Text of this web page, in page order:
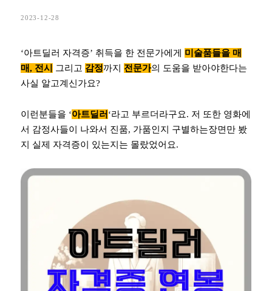
2023-12-28
‘아트딜러 자격증’ 취득을 한 전문가에게 미술품들을 매
매, 전시
그리고 감정까지 전문가의 도움을 받아야한다는
사실 알고계신가요?
이런분들을 ‘아트딜러 ‘라고 부르더라구요. 저 또한 영화에
서 감정사들이 나와서 진품, 가품인지 구별하는장면만 봤
지 실제 자격증이 있는지는 몰랐었어요.